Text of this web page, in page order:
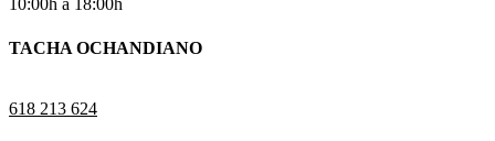
10:00h a 18:00h
TACHA OCHANDIANO
618 213 624